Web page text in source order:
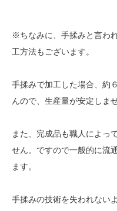
※ちなみに、手揉みと言わ
工方法もございます。
手揉みで加工した場合、約
んので、生産量が安定しませ
また、完成品も職人によっ
せん。ですので一般的に流
ます。
手揉みの技術を失われない